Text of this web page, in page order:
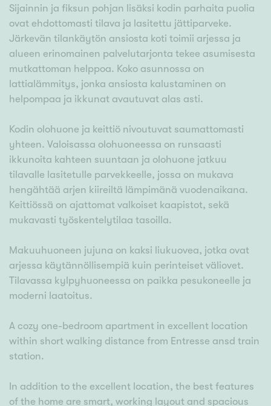
Sijainnin ja fiksun pohjan lisäksi kodin parhaita puolia
ovat ehdottomasti tilava ja lasitettu jättiparveke.
Järkevän tilankäytön ansiosta koti toimii arjessa ja
alueen erinomainen palvelutarjonta tekee asumisesta
mutkattoman helppoa. Koko asunnossa on
lattialämmitys, jonka ansiosta kalustaminen on
helpompaa ja ikkunat avautuvat alas asti.
Kodin olohuone ja keittiö nivoutuvat saumattomasti
yhteen. Valoisassa olohuoneessa on runsaasti
ikkunoita kahteen suuntaan ja olohuone jatkuu
tilavalle lasitetulle parvekkeelle, jossa on mukava
hengähtää arjen kiireiltä lämpimänä vuodenaikana.
Keittiössä on ajattomat valkoiset kaapistot, sekä
mukavasti työskentelytilaa tasoilla.
Makuuhuoneen jujuna on kaksi liukuovea, jotka ovat
arjessa käytännöllisempiä kuin perinteiset väliovet.
Tilavassa kylpyhuoneessa on paikka pesukoneelle ja
moderni laatoitus.
A cozy one-bedroom apartment in excellent location
within short walking distance from Entresse ansd train
station.
In addition to the excellent location, the best features
of the home are smart, working layout and spacious